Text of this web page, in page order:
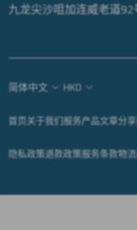
九龙尖沙咀加连威老道
简体中文 HKD
首页关于我们服务产品文章分享
隐私政策退款政策服务条款物